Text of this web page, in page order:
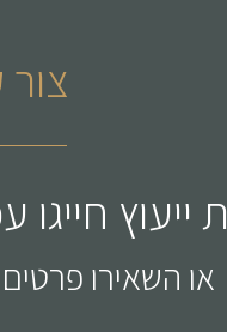
חייגו עכשיו:
או השאירו